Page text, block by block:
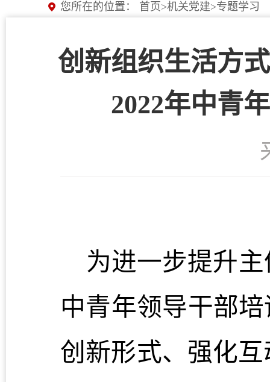
您所在的位置： 首页>机关党建>专题学习
创新组织生活方
2022年中青
为进一步提升
中青年领导干部
创新形式、强化